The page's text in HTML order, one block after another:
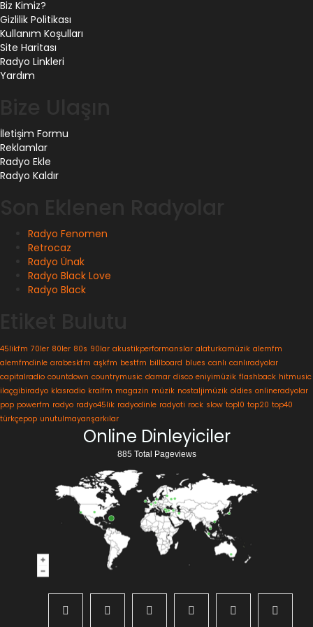
Biz Kimiz?
Gizlilik Politikası
Kullanım Koşulları
Site Haritası
Radyo Linkleri
Yardım
İletişim Formu
Reklamlar
Radyo Ekle
Radyo Kaldır
Radyo Fenomen
Retrocaz
Radyo Ünak
Radyo Black Love
Radyo Black
45likfm 70ler 80ler 80s 90lar akustikperformanslar alaturkamüzik alemfm
alemfmdinle arabeskfm aşkfm bestfm billboard blues canlı canlıradyolar
capitalradio countdown countrymusic damar disco eniyimüzik flashback hitmusic
ilaçgibiradyo klasradio kralfm magazin müzik nostaljimüzik oldies onlineradyolar
pop powerfm radyo radyo45lik radyodinle radyoti rock slow top10 top20 top40
türkçepop unutulmayanşarkılar
Online Dinleyiciler
885 Total Pageviews